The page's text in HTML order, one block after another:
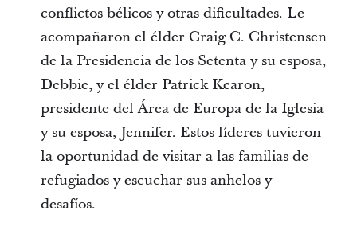
conflictos bélicos y otras dificultades. Le
acompañaron el élder Craig C. Christensen
de la Presidencia de los Setenta y su esposa,
Debbie, y el élder Patrick Kearon,
presidente del Área de Europa de la Iglesia
y su esposa, Jennifer. Estos líderes tuvieron
la oportunidad de visitar a las familias de
refugiados y escuchar sus anhelos y
desafíos.